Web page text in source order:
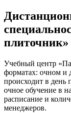
Учебный центр
форматах: очном и
происходит в день
очное обучение в
расписание и
менеджеров.